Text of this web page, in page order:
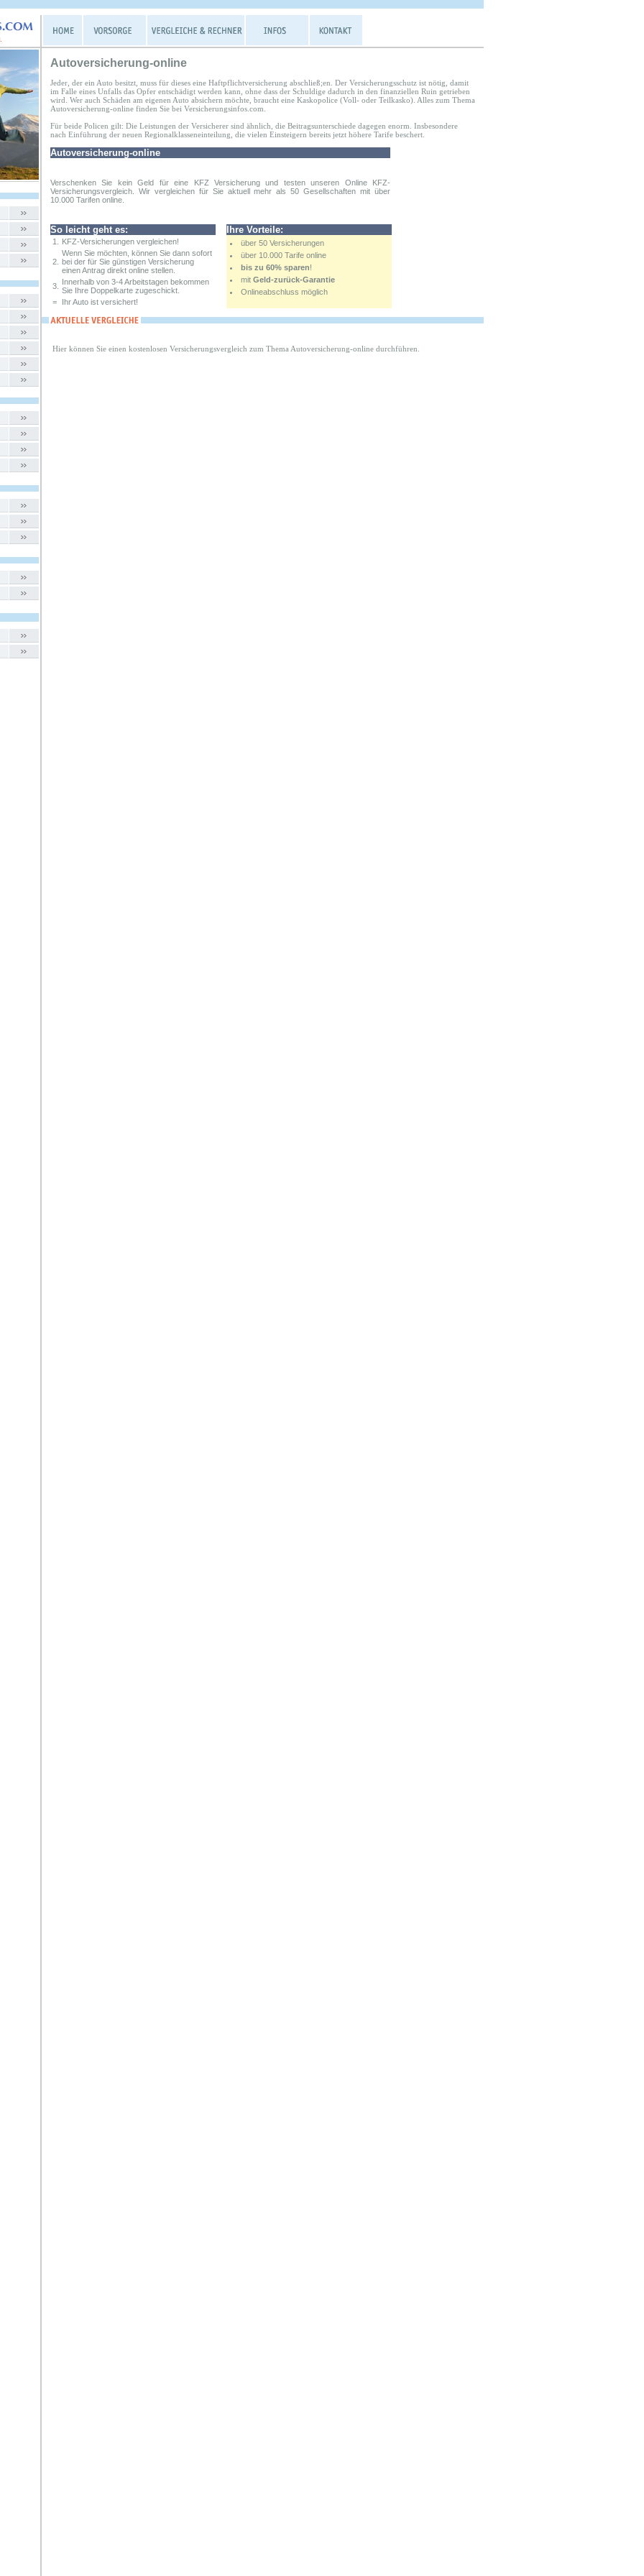
Autoversicherung-online
Jeder, der ein Auto besitzt, muss für dieses eine Haftpflichtversicherung abschließ;en. Der Versicherungsschutz ist nötig, damit
im Falle eines Unfalls das Opfer entschädigt werden kann, ohne dass der Schuldige dadurch in den finanziellen Ruin getrieben
wird. Wer auch Schäden am eigenen Auto absichern möchte, braucht eine Kaskopolice (Voll- oder Teilkasko). Alles zum Thema
Autoversicherung-online finden Sie bei Versicherungsinfos.com.
Für beide Policen gilt: Die Leistungen der Versicherer sind ähnlich, die Beitragsunterschiede dagegen enorm. Insbesondere
nach Einführung der neuen Regionalklasseneinteilung, die vielen Einsteigern bereits jetzt höhere Tarife beschert.
Autoversicherung-online
Verschenken Sie kein Geld für eine KFZ Versicherung und testen unseren Online KFZ-
Versicherungsvergleich. Wir vergleichen für Sie aktuell mehr als 50 Gesellschaften mit über
10.000 Tarifen online.
So leicht geht es: Ihre Vorteile:
1. KFZ-Versicherungen vergleichen!
2.
Wenn Sie möchten, können Sie dann sofort
bei der für Sie günstigen Versicherung
einen Antrag direkt online stellen.
3.
Innerhalb von 3-4 Arbeitstagen bekommen
Sie Ihre Doppelkarte zugeschickt.
=
Ihr Auto ist versichert!
über 50 Versicherungen
über 10.000 Tarife online
bis zu 60% sparen!
mit Geld-zurück-Garantie
Onlineabschluss möglich
Hier können Sie einen kostenlosen Versicherungsvergleich zum Thema Autoversicherung-online durchführen.